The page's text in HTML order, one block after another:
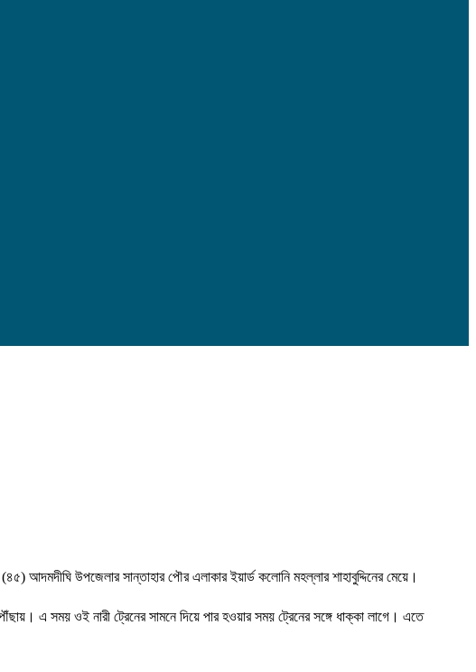
আদমদীঘি উপজেলার সান্তাহার পৌর এলাকার ইয়ার্ড কলোনি মহল্লার শাহাবুদ্দিনের মেয়ে।
এ সময় ওই নারী ট্রেনের সামনে দিয়ে পার হওয়ার সময় ট্রেনের সঙ্গে ধাক্কা লাগে। এতে